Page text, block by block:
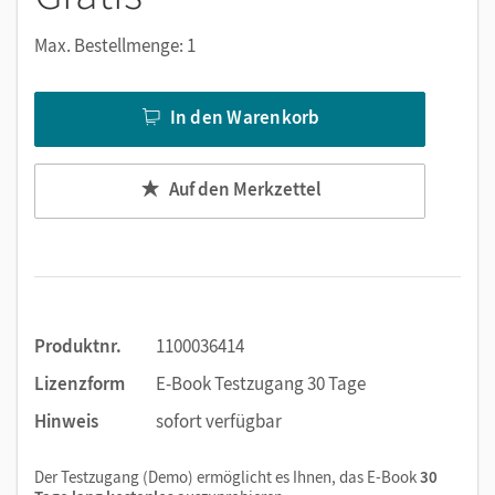
Notizen erstellen
Markierungen setzen
Suchen im Text
Zoomen
Max. Bestellmenge: 1
In den Warenkorb
Auf den Merkzettel
Produktnr.
1100036414
Lizenzform
E-Book Testzugang 30 Tage
Hinweis
sofort verfügbar
Der Testzugang (Demo) ermöglicht es Ihnen, das E-Book30